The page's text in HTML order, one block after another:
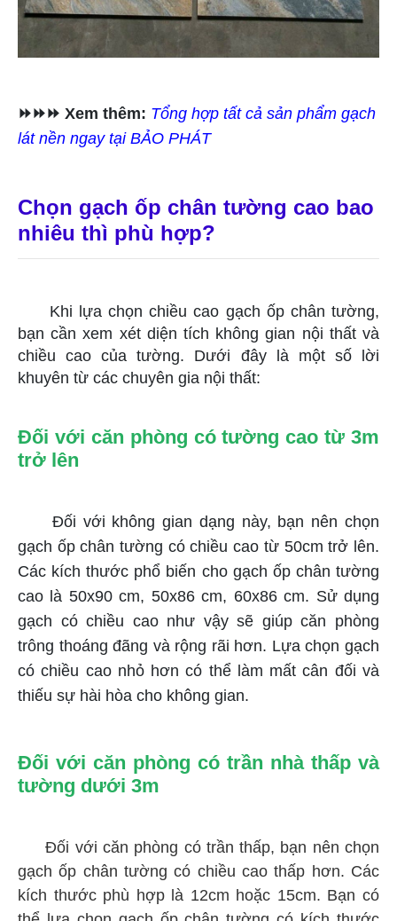
⏩⏩⏩ Xem thêm: Tổng hợp tất cả sản phẩm gạch
lát nền ngay tại BẢO PHÁT
Chọn gạch ốp chân tường cao bao
nhiêu thì phù hợp?
Khi lựa chọn chiều cao gạch ốp chân tường,
bạn cần xem xét diện tích không gian nội thất và
chiều cao của tường. Dưới đây là một số lời
khuyên từ các chuyên gia nội thất:
Đối với căn phòng có tường cao từ 3m
trở lên
Đối với không gian dạng này, bạn nên chọn
gạch ốp chân tường có chiều cao từ 50cm trở lên.
Các kích thước phổ biến cho gạch ốp chân tường
cao là 50x90 cm, 50x86 cm, 60x86 cm. Sử dụng
gạch có chiều cao như vậy sẽ giúp căn phòng
trông thoáng đãng và rộng rãi hơn. Lựa chọn gạch
có chiều cao nhỏ hơn có thể làm mất cân đối và
thiếu sự hài hòa cho không gian.
Đối với căn phòng có trần nhà thấp và
tường dưới 3m
Đối với căn phòng có trần thấp, bạn nên chọn
gạch ốp chân tường có chiều cao thấp hơn. Các
kích thước phù hợp là 12cm hoặc 15cm. Bạn có